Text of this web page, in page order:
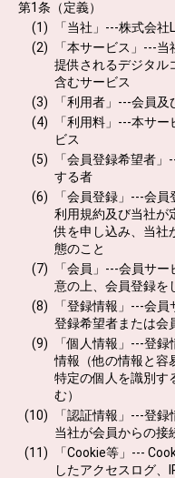
第1条（定義）
「当社」---株式会社
「本サービス」---
提供されるデジタル
含むサービス
「利用者」---会員
「利用料」---本サ
ビス
「会員登録希望者
する者
「会員登録」---会
利用規約及び当社が
供を申し込み、当社
態のこと
「会員」---会員サ
意の上、会員登録を
「登録情報」---会
登録希望者または会
「個人情報」---登
情報（他の情報と容
特定の個人を識別す
む）
「認証情報」---登
当社が会員からの接
「Cookie等」---
したアクセスログ、